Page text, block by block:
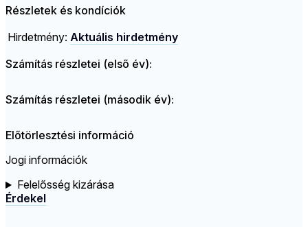
Részletek és kondíciók
Hirdetmény: Aktuális hirdetmény
Számítás részletei (első év):
Számítás részletei (második év):
Előtörlesztési információ
Jogi információk
Felelősség kizárása
Érdekel